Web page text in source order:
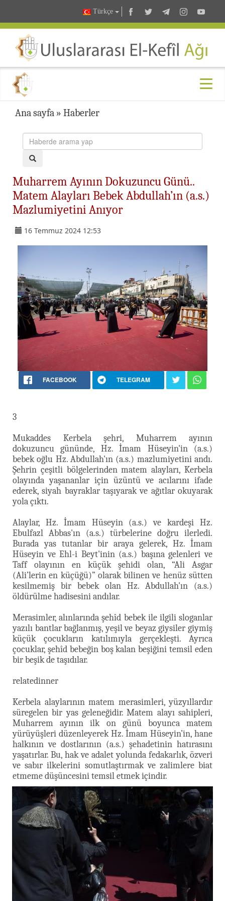
Türkçe
Ana sayfa » Haberler
Muharrem Ayının Dokuzuncu Günü..
Matem Alayları Bebek Abdullah’ın (a.s.)
Mazlumiyetini Anıyor
16 Temmuz 2024 12:53
FACEBOOK TELEGRAM
3
Mukaddes Kerbela şehri, Muharrem ayının
dokuzuncu gününde, Hz. İmam Hüseyin'in (a.s.)
bebek oğlu Hz. Abdullah'ın (a.s.) mazlumiyetini andı.
Şehrin çeşitli bölgelerinden matem alayları, Kerbela
olayında yaşananlar için üzüntü ve acılarını ifade
ederek, siyah bayraklar taşıyarak ve ağıtlar okuyarak
yola çıktı.
Alaylar, Hz. İmam Hüseyin (a.s.) ve kardeşi Hz.
Ebulfazl Abbas'ın (a.s.) türbelerine doğru ilerledi.
Burada yas tutanlar bir araya gelerek, Hz. İmam
Hüseyin ve Ehl-i Beyt'inin (a.s.) başına gelenleri ve
Taff olayının en küçük şehidi olan, “Ali Asgar
(Ali’lerin en küçüğü)” olarak bilinen ve henüz sütten
kesilmemiş bir bebek olan Hz. Abdullah'ın (a.s.)
öldürülme hadisesini andılar.
Merasimler, alınlarında şehîd bebek ile ilgili sloganlar
yazılı bantlar bağlanmış, yeşil ve beyaz giysiler giymiş
küçük çocukların katılımıyla gerçekleşti. Ayrıca
çocuklar, şehîd bebeğin boş kalan beşiğini temsil eden
bir beşik de taşıdılar.
relatedinner
Kerbela alaylarının matem merasimleri, yüzyıllardır
süregelen bir yas geleneğidir. Matem alayı sahipleri,
Muharrem ayının ilk on günü boyunca matem
yürüyüşleri düzenleyerek Hz. İmam Hüseyin’in, hane
halkının ve dostlarının (a.s.) şehadetinin hatırasını
yaşatırlar. Bu, hak ve adalet yolunda fedakarlık, özveri
ve sabır ilkelerini somutlaştırmak ve zalimlere biat
etmeme düşüncesini temsil etmek içindir.